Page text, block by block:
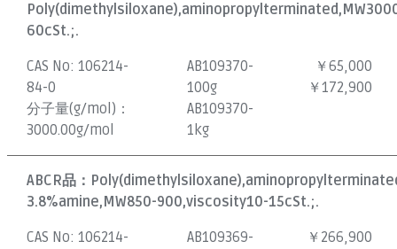
60cSt.;.
CAS No:106214-
84-0
分子量(g/mol)：
3000.00g/mol
AB109370-
100g
AB109370-
1kg
￥65,000
￥172,900
ABCR品：
3.8%amine,MW850-900,viscosity10-15cSt.;.
CAS No:106214-
AB109369-
￥266,900